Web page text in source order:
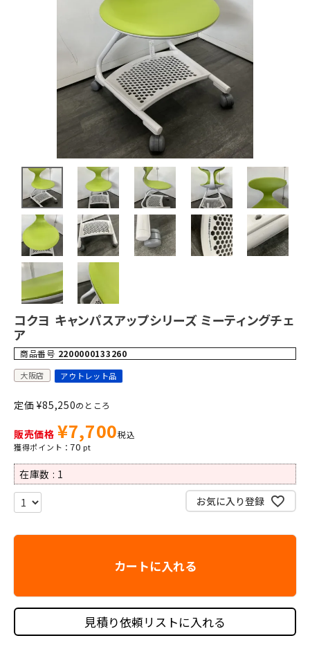
コクヨ キャンパスアップシリーズ ミーティングチェ
ア
商品番号 2200000133260
大阪店 アウトレット品
定価 ¥85,250のところ
販売価格 ¥7,700税込
70
在庫数
1
お気に入り登録
カートに入れる
見積り依頼リストに入れる